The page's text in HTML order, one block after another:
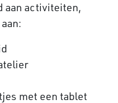
aan activiteiten,
met een tablet